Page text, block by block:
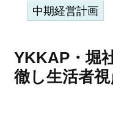
中期経営計画
YKKAP・堀
徹し生活者